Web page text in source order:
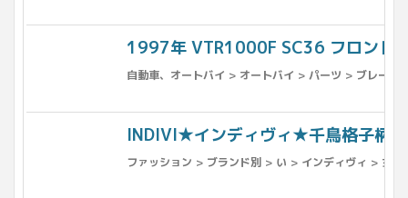
1997年 VTR1000F SC36 フロント
自動車、オートバイ > オートバイ > パーツ > ブレーキ
INDIVI★インディヴィ★千鳥格子柄
ファッション > ブランド別 > い > インディヴィ > 女